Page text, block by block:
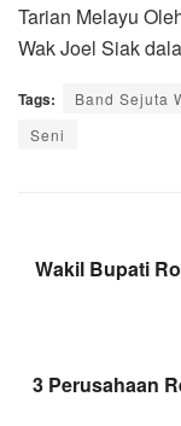
Tarian Melayu
Wak Joel Siak
Tags:
Band Sejuta
Seni
Wakil Bupati
3 Perusahaan